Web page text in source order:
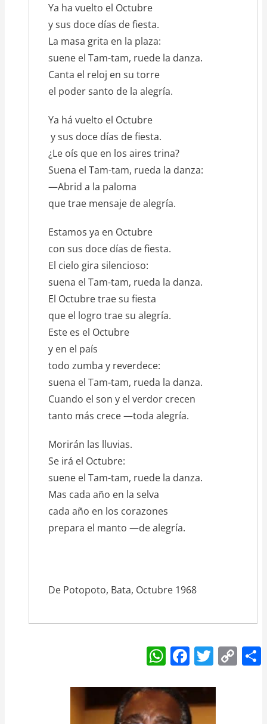
Ya ha vuelto el Octubre
y sus doce días de fiesta.
La masa grita en la plaza:
suene el Tam-tam, ruede la danza.
Canta el reloj en su torre
el poder santo de la alegría.
Ya há vuelto el Octubre
y sus doce días de fiesta.
¿Le oís que en los aires trina?
Suena el Tam-tam, rueda la danza:
—Abrid a la paloma
que trae mensaje de alegría.
Estamos ya en Octubre
con sus doce días de fiesta.
El cielo gira silencioso:
suena el Tam-tam, rueda la danza.
El Octubre trae su fiesta
que el logro trae su alegría.
Este es el Octubre
y en el país
todo zumba y reverdece:
suena el Tam-tam, rueda la danza.
Cuando el son y el verdor crecen
tanto más crece —toda alegría.
Morirán las lluvias.
Se irá el Octubre:
suene el Tam-tam, ruede la danza.
Mas cada año en la selva
cada año en los corazones
prepara el manto —de alegría.
De Potopoto, Bata, Octubre 1968
W
h
at
s
F
a
c
e
T
w
itt
er
C
o